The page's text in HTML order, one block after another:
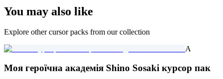
You may also like
Explore other cursor packs from our collection
A
Моя героїчна академія Shino Sosaki курсор пак